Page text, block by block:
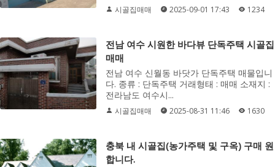
시골집매매 2025-09-01 17:43 1234
전남 여수 시원한 바다뷰 단독주택 시골집
매매
전남 여수 신월동 바닷가 단독주택 매물입니
다. 종류 : 단독주택 거래형태 : 매매 소재지 :
전라남도 여수시...
시골집매매 2025-08-31 11:46 1630
충북 내 시골집(농가주택 및 구옥) 구매 원
합니다.